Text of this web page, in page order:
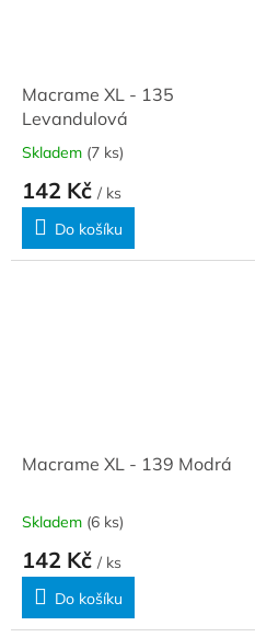
Macrame XL - 135
Levandulová
Skladem (7 ks)
142 Kč / ks
Do košíku
Macrame XL - 139 Modrá
Skladem (6 ks)
142 Kč / ks
Do košíku